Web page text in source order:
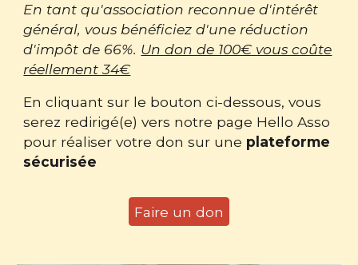
En tant qu'association reconnue d'intérêt
général, vous bénéficiez d'une réduction
d'impôt de 66%. Un don de 100€ vous coûte
réellement 34€
En cliquant sur le bouton ci-dessous, vous
serez redirigé(e) vers notre page Hello Asso
pour réaliser votre don sur une plateforme
sécurisée
Faire un don